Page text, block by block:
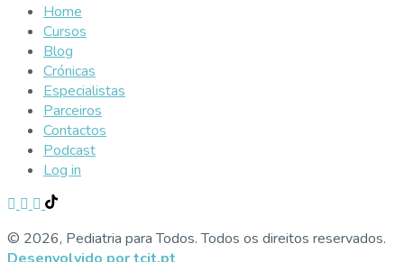
Home
Cursos
Blog
Crónicas
Especialistas
Parceiros
Contactos
Podcast
Log in
© 2026, Pediatria para Todos. Todos os direitos reservados.